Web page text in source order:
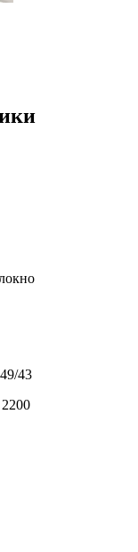
49/43
2200